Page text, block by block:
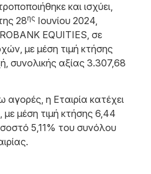
και ισχύει,
28ης Ιουνίου 2024,
EQUITIES, σε
με μέση τιμή κτήσης
συνολικής αξίας 3.307,68
αγορές, η Εταιρία κατέχει
με μέση τιμή κτήσης 6,44
5,11% του συνόλου